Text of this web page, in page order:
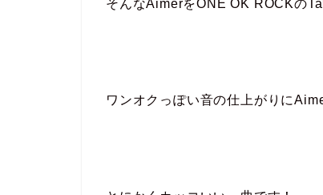
そんなAimerをONE OK ROCKの
ワンオクっぽい音の仕上がりに